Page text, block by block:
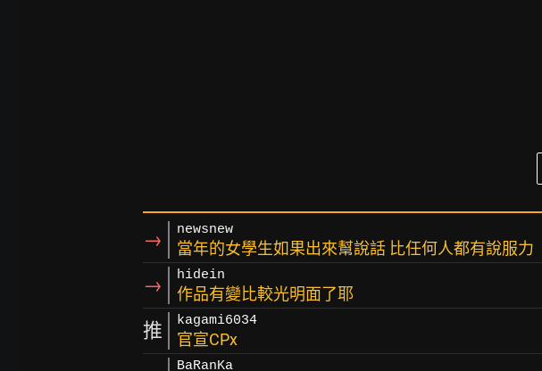
→ newsnew
當年的女學生如果出來幫說話 比任何人都有說服力
→ hidein
作品有變比較光明面了耶
推 kagami6034
官宣CPx
BaRanKa